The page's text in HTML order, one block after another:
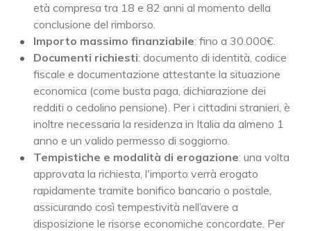
età compresa tra 18 e 82 anni al momento della
conclusione del rimborso.
Importo massimo finanziabile: fino a 30.000€.
Documenti richiesti: documento di identità, codice
fiscale e documentazione attestante la situazione
economica (come busta paga, dichiarazione dei
redditi o cedolino pensione). Per i cittadini stranieri, è
inoltre necessaria la residenza in Italia da almeno 1
anno e un valido permesso di soggiorno.
Tempistiche e modalità di erogazione: una volta
approvata la richiesta, l'importo verrà erogato
rapidamente tramite bonifico bancario o postale,
assicurando così tempestività nell’avere a
disposizione le risorse economiche concordate. Per